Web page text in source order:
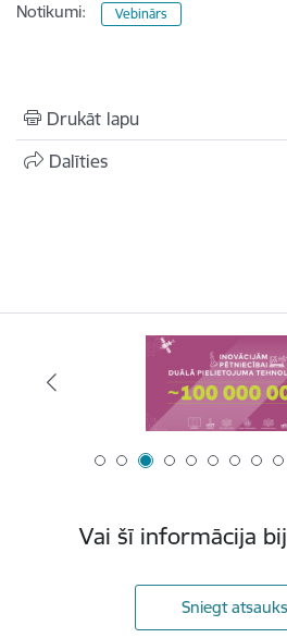
Notikumi: Vebinārs
Drukāt lapu
Dalīties
Vai šī informācija
Sniegt